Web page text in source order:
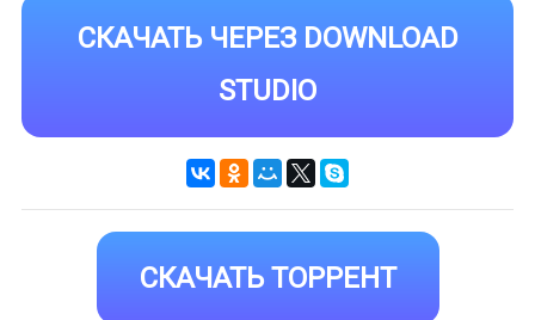
СКАЧАТЬ ЧЕРЕЗ DOWNLOAD
STUDIO
СКАЧАТЬ ТОРРЕНТ